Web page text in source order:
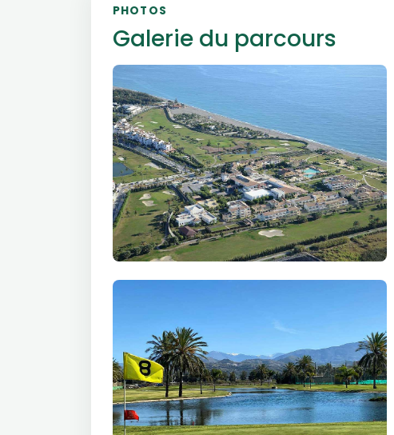
PHOTOS
Galerie du parcours